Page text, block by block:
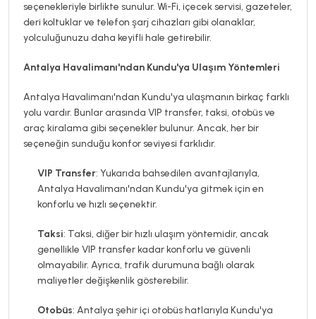
seçenekleriyle birlikte sunulur. Wi-Fi, içecek servisi, gazeteler,
deri koltuklar ve telefon şarj cihazları gibi olanaklar,
yolculuğunuzu daha keyifli hale getirebilir.
Antalya Havalimanı'ndan Kundu'ya Ulaşım Yöntemleri
Antalya Havalimanı'ndan Kundu'ya ulaşmanın birkaç farklı
yolu vardır. Bunlar arasında VIP transfer, taksi, otobüs ve
araç kiralama gibi seçenekler bulunur. Ancak, her bir
seçeneğin sunduğu konfor seviyesi farklıdır.
VIP Transfer: Yukarıda bahsedilen avantajlarıyla,
Antalya Havalimanı'ndan Kundu'ya gitmek için en
konforlu ve hızlı seçenektir.
Taksi: Taksi, diğer bir hızlı ulaşım yöntemidir, ancak
genellikle VIP transfer kadar konforlu ve güvenli
olmayabilir. Ayrıca, trafik durumuna bağlı olarak
maliyetler değişkenlik gösterebilir.
Otobüs: Antalya şehir içi otobüs hatlarıyla Kundu'ya